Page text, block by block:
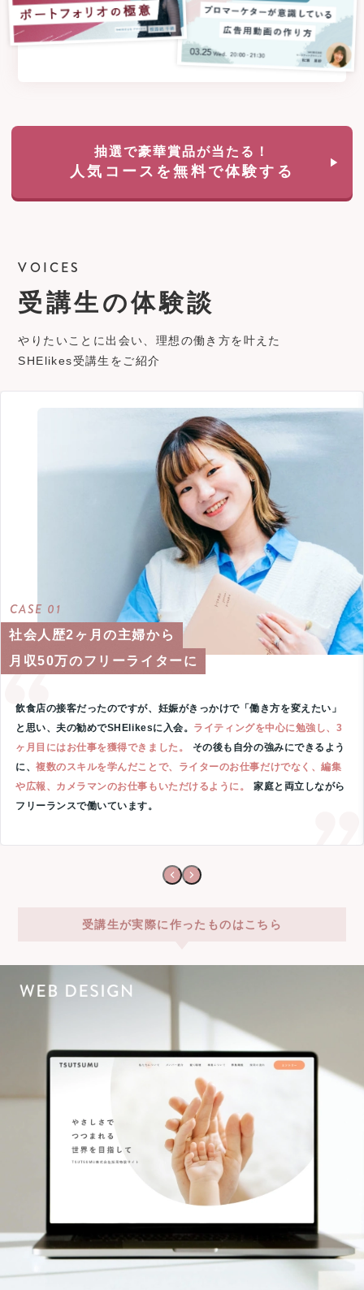
抽選で豪華賞品が当たる！
人気コースを無料で体験する
VOICES
受講生の体験談
やりたいことに出会い、理想の働き方を叶えた
SHElikes受講生をご紹介
CASE 01
社会人歴2ヶ月の主婦から
月収50万のフリーライターに
飲食店の接客だったのですが、妊娠がきっかけで「働き方を変えたい」
と思い、夫の勧めでSHElikesに入会。 ライティングを中心に勉強し、3
ヶ月目にはお仕事を獲得できました。
その後も自分の強みにできるよう
に、複数のスキルを学んだことで、ライターのお仕事だけでなく、編集
や広報、カメラマンのお仕事もいただけるように。
家庭と両立しながら
フリーランスで働いています。
受講生が実際に作ったものはこちら